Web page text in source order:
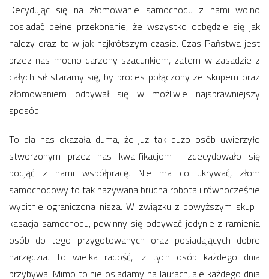
Decydując się na złomowanie samochodu z nami wolno
posiadać pełne przekonanie, że wszystko odbędzie się jak
należy oraz to w jak najkrótszym czasie. Czas Państwa jest
przez nas mocno darzony szacunkiem, zatem w zasadzie z
całych sił staramy się, by proces połączony ze skupem oraz
złomowaniem odbywał się w możliwie najsprawniejszy
sposób.
To dla nas okazała duma, że już tak dużo osób uwierzyło
stworzonym przez nas kwalifikacjom i zdecydowało się
podjąć z nami współpracę. Nie ma co ukrywać, złom
samochodowy to tak nazywana brudna robota i równocześnie
wybitnie ograniczona nisza. W związku z powyższym skup i
kasacja samochodu, powinny się odbywać jedynie z ramienia
osób do tego przygotowanych oraz posiadających dobre
narzędzia. To wielka radość, iż tych osób każdego dnia
przybywa. Mimo to nie osiadamy na laurach, ale każdego dnia